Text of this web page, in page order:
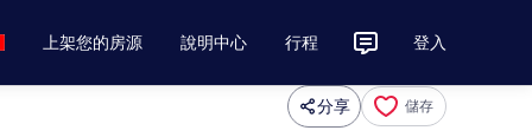
上架您的房源 說明中心 行程 登入
分享 儲存